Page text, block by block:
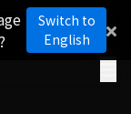
Switch to
English